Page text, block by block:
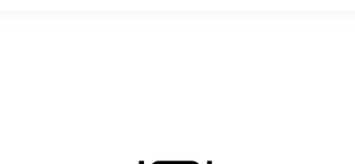
pode beneficiar o seu